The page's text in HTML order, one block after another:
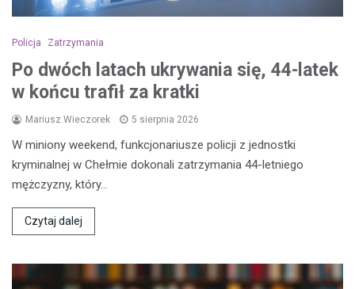
Policja Zatrzymania
Po dwóch latach ukrywania się, 44-latek
w końcu trafił za kratki
Mariusz Wieczorek 5 sierpnia 2026
W miniony weekend, funkcjonariusze policji z jednostki
kryminalnej w Chełmie dokonali zatrzymania 44-letniego
mężczyzny, który…
Czytaj dalej